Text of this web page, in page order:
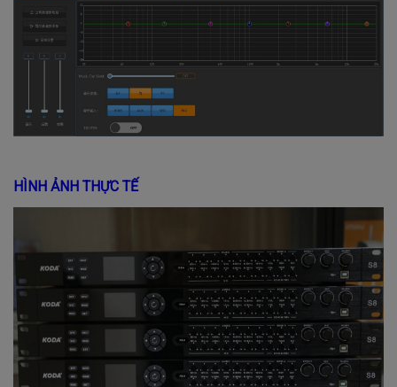
HÌNH ẢNH THỰC TẾ